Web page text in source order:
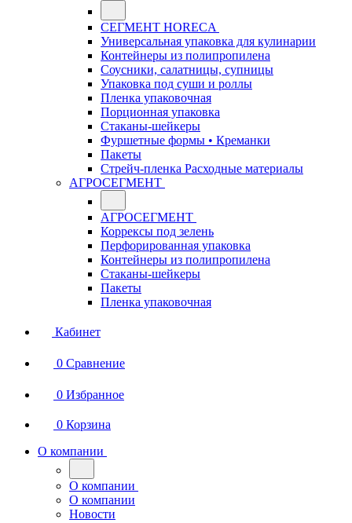
СЕГМЕНТ HORECA
Универсальная упаковка для кулинарии
Контейнеры из полипропилена
Соусники, салатницы, супницы
Упаковка под суши и роллы
Пленка упаковочная
Порционная упаковка
Стаканы-шейкеры
Фуршетные формы • Креманки
Пакеты
Стрейч-пленка Расходные материалы
АГРОСЕГМЕНТ
АГРОСЕГМЕНТ
Коррексы под зелень
Перфорированная упаковка
Контейнеры из полипропилена
Стаканы-шейкеры
Пакеты
Пленка упаковочная
Кабинет
0 Сравнение
0 Избранное
0 Корзина
О компании
О компании
О компании
Новости